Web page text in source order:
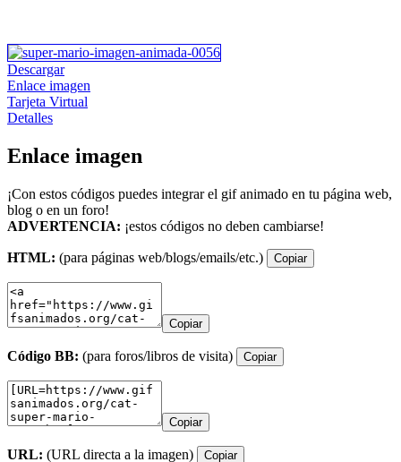
Descargar
Enlace imagen
Tarjeta Virtual
Detalles
Enlace imagen
¡Con estos códigos puedes integrar el gif animado en tu página web,
blog o en un foro!
ADVERTENCIA: ¡estos códigos no deben cambiarse!
HTML: (para páginas web/blogs/emails/etc.) Copiar
Copiar
Código BB: (para foros/libros de visita) Copiar
Copiar
URL: (URL directa a la imagen) Copiar